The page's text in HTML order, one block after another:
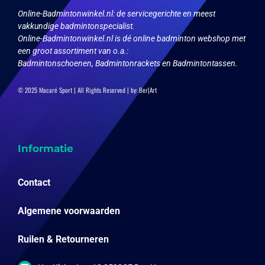
Online-Badmintonwinkel.nl:de servicegerichte en meest
vakkundige badmintonspecialist.
Online-Badmintonwinkel.nl is dé online badminton webshop met
een groot assortiment van o.a.:
Badmintonschoenen, Badmintonrackets en Badmintontassen.
© 2025 Macaré Sport | All Rights Reserved | by:Ber|Art
Informatie
Contact
Algemene voorwaarden
Ruilen & Retourneren